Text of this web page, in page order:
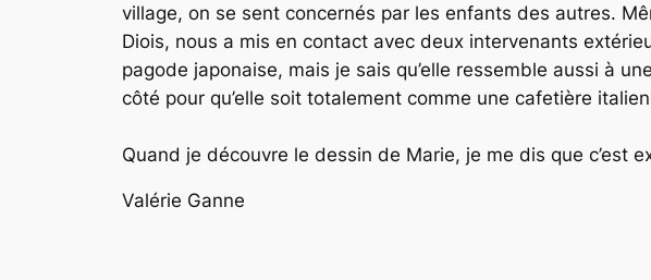
village, on se sent concernés par les enfants des autres.
Diois, nous a mis en contact avec deux intervenants
pagode japonaise, mais je sais qu’elle ressemble aussi à
côté pour qu’elle soit totalement comme une cafetière
Quand je découvre le dessin de Marie, je me dis que c’est
Valérie Ganne